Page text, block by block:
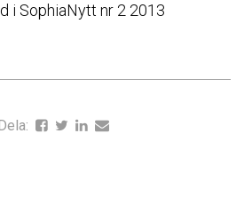
i SophiaNytt nr 2 2013